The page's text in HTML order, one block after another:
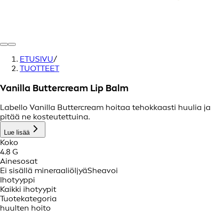
ETUSIVU/
TUOTTEET
Vanilla Buttercream Lip Balm
Labello Vanilla Buttercream hoitaa tehokkaasti huulia ja
pitää ne kosteutettuina.
Lue lisää
Koko
4.8 G
Ainesosat
Ei sisällä mineraaliöljyäSheavoi
Ihotyyppi
Kaikki ihotyypit
Tuotekategoria
huulten hoito